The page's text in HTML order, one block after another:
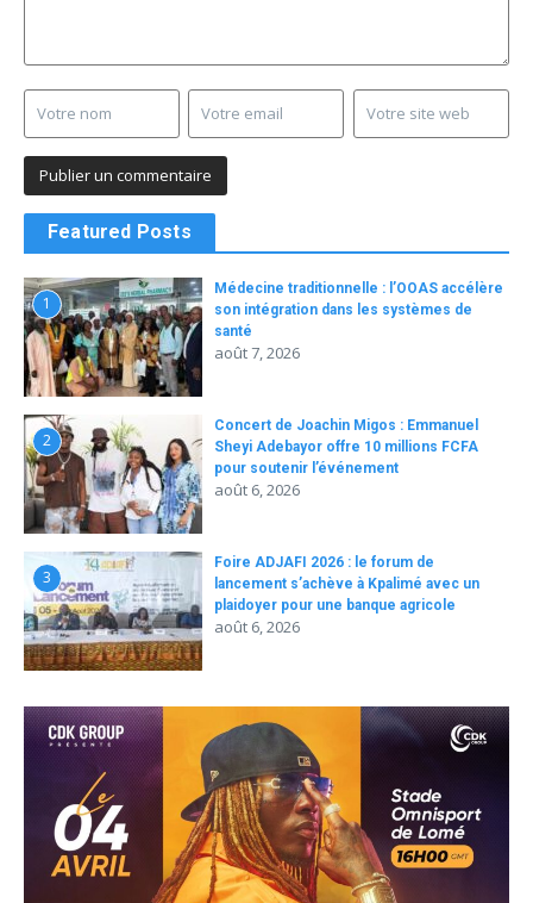
Featured Posts
1
Médecine traditionnelle : l’OOAS accélère
son intégration dans les systèmes de
santé
août 7, 2026
2
Concert de Joachin Migos : Emmanuel
Sheyi Adebayor offre 10 millions FCFA
pour soutenir l’événement
août 6, 2026
3
Foire ADJAFI 2026 : le forum de
lancement s’achève à Kpalimé avec un
plaidoyer pour une banque agricole
août 6, 2026